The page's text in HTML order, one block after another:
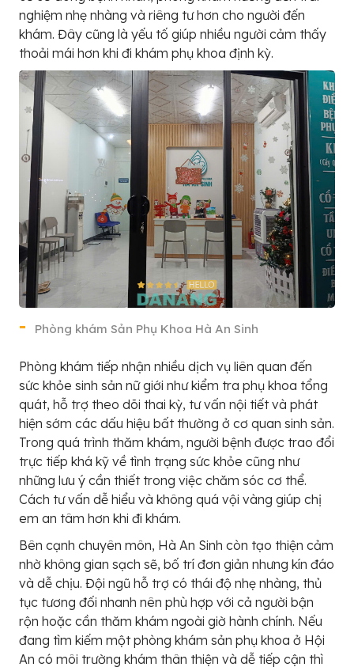
nghiệm nhẹ nhàng và riêng tư hơn cho người đến
khám. Đây cũng là yếu tố giúp nhiều người cảm thấy
thoải mái hơn khi đi khám phụ khoa định kỳ.
Phòng khám Sản Phụ Khoa Hà An Sinh
Phòng khám tiếp nhận nhiều dịch vụ liên quan đến
sức khỏe sinh sản nữ giới như kiểm tra phụ khoa tổng
quát, hỗ trợ theo dõi thai kỳ, tư vấn nội tiết và phát
hiện sớm các dấu hiệu bất thường ở cơ quan sinh sản.
Trong quá trình thăm khám, người bệnh được trao đổi
trực tiếp khá kỹ về tình trạng sức khỏe cũng như
những lưu ý cần thiết trong việc chăm sóc cơ thể.
Cách tư vấn dễ hiểu và không quá vội vàng giúp chị
em an tâm hơn khi đi khám.
Bên cạnh chuyên môn, Hà An Sinh còn tạo thiện cảm
nhờ không gian sạch sẽ, bố trí đơn giản nhưng kín đáo
và dễ chịu. Đội ngũ hỗ trợ có thái độ nhẹ nhàng, thủ
tục tương đối nhanh nên phù hợp với cả người bận
rộn hoặc cần thăm khám ngoài giờ hành chính. Nếu
đang tìm kiếm một phòng khám sản phụ khoa ở Hội
An có môi trường khám thân thiện và dễ tiếp cận thì